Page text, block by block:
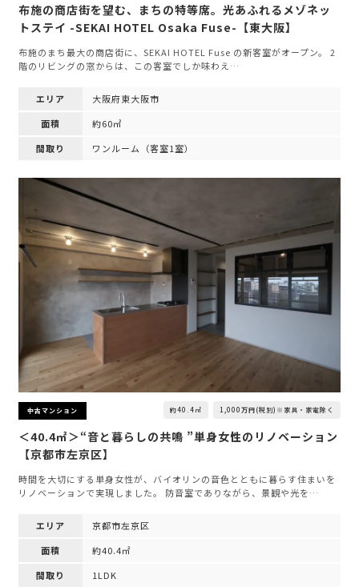
布施の商店街を望む、まちの特等席。光あふれるメゾネッ
トステイ -SEKAI HOTEL Osaka Fuse-【東大阪】
布施のまち最大の商店街に、SEKAI HOTEL Fuse の新客室がオープン。 2
階のリビングの窓からは、この客室でしか味わえ…
エリア
大阪府東大阪市
面積
約60㎡
間取り
ワンルーム（客室1室）
中古マンション 約40.4㎡ 1,000万円(税別)※家具・家電除く
＜40.4㎡＞“音と暮らしの共鳴 ”単身女性のリノベーション
【京都市左京区】
時間を大切にする単身女性が、バイオリンの音色とともに暮らす住まいを
リノベーションで実現しました。 防音室でありながら、景観や光を…
エリア
京都市左京区
面積
約40.4㎡
間取り
1LDK